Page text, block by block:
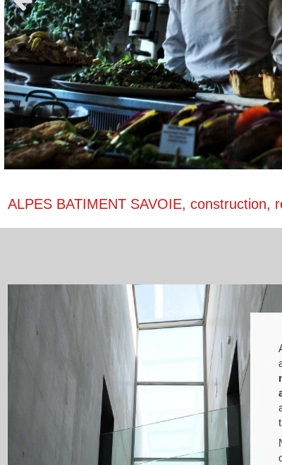
Slide précédent
ALPES BATIMENT SAVOIE, construction,